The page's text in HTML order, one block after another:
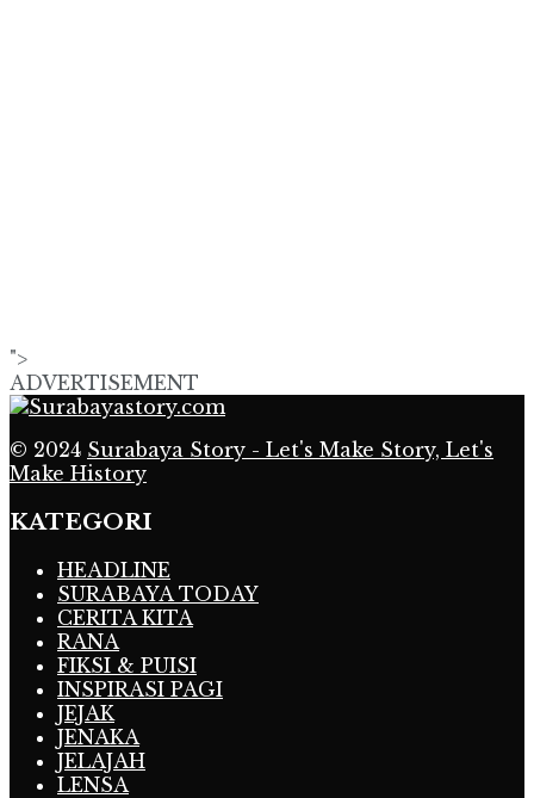
">
ADVERTISEMENT
© 2024 Surabaya Story - Let's Make Story, Let's
Make History
KATEGORI
HEADLINE
SURABAYA TODAY
CERITA KITA
RANA
FIKSI & PUISI
INSPIRASI PAGI
JEJAK
JENAKA
JELAJAH
LENSA